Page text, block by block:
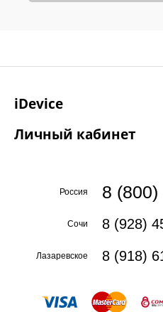
iDevice
Личный кабинет
Россия 8 (800)
Сочи 8 (928)
Лазаревское 8 (918)